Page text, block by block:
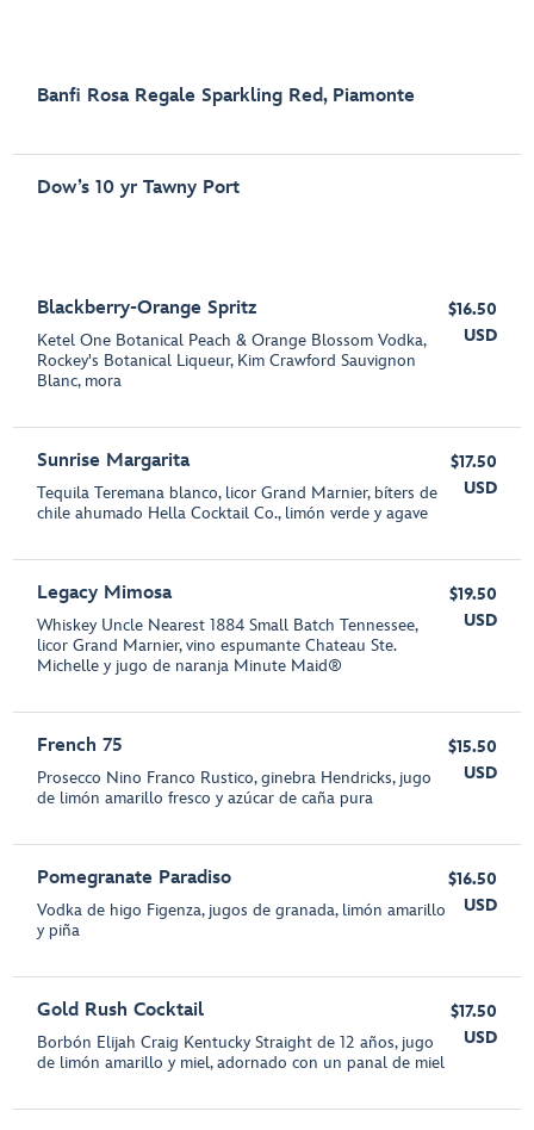
Banfi Rosa Regale Sparkling Red, Piamonte
Dow’s 10 yr Tawny Port
Blackberry-Orange Spritz
Ketel One Botanical Peach & Orange Blossom Vodka,
Rockey's Botanical Liqueur, Kim Crawford Sauvignon
Blanc, mora
$16.50
USD
Sunrise Margarita
Tequila Teremana blanco, licor Grand Marnier, bíters de
chile ahumado Hella Cocktail Co., limón verde y agave
$17.50
USD
Legacy Mimosa
Whiskey Uncle Nearest 1884 Small Batch Tennessee,
licor Grand Marnier, vino espumante Chateau Ste.
Michelle y jugo de naranja Minute Maid®
$19.50
USD
French 75
Prosecco Nino Franco Rustico, ginebra Hendricks, jugo
de limón amarillo fresco y azúcar de caña pura
$15.50
USD
Pomegranate Paradiso
Vodka de higo Figenza, jugos de granada, limón amarillo
y piña
$16.50
USD
Gold Rush Cocktail
Borbón Elijah Craig Kentucky Straight de 12 años, jugo
de limón amarillo y miel, adornado con un panal de miel
$17.50
USD